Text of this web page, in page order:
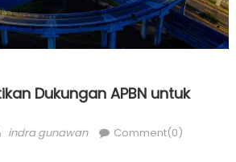
Dukungan APBN untuk
Author
indra gunawan Comment(0)